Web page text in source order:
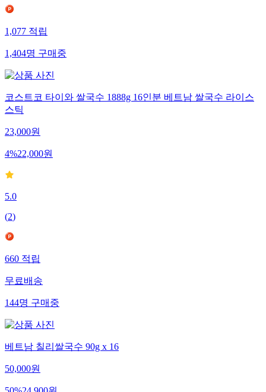
1,077 적립
1,404명 구매중
코스트코 타이와 쌀국수 1888g 16인분 베트남 쌀국수 라이스
스틱
23,000원
4%22,000원
5.0
(2)
660 적립
무료배송
144명 구매중
베트남 칠리쌀국수 90g x 16
50,000원